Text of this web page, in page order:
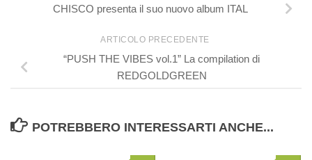
CHISCO presenta il suo nuovo album ITAL
ARTICOLO PRECEDENTE
“PUSH THE VIBES vol.1” La compilation di
REDGOLDGREEN
POTREBBERO INTERESSARTI ANCHE...